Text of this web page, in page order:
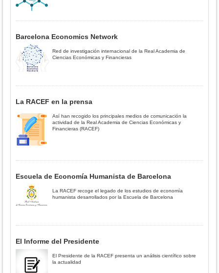
Barcelona Economics Network
Red de investigación internacional de la Real Academia de
Ciencias Económicas y Financieras
La RACEF en la prensa
Así han recogido los principales medios de comunicación la
actividad de la Real Academia de Ciencias Económicas y
Financieras (RACEF)
Escuela de Economía Humanista de Barcelona
La RACEF recoge el legado de los estudios de economía
humanista desarrollados por la Escuela de Barcelona
El Informe del Presidente
El Presidente de la RACEF presenta un análisis científico sobre
la actualidad